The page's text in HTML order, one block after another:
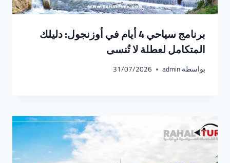
برنامج سياحي 4 أيام في أوزنجول: دليلك
المتكامل لعطلة لا تُنسى
بواسطةadmin
31/07/2026